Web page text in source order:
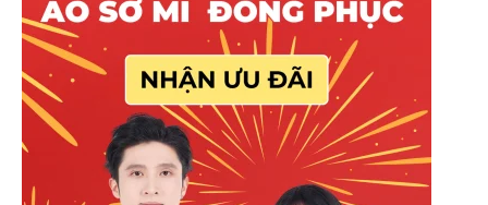
Chất liệu & quy cách áo
* Dòng áo sẵn của Mitu được sử dụng chất liệu
Lacoste Poly thái. Dòng chất liệu trung bình (giá
rẻ) được nhiều khách hàng lựa chọn.
* Đặc tính: Thấm hút vừa phải, chống nhăn tốt,
đàn hồi tối, màu sắc tươi và bền màu.
khách hàng muốn tham khảo thêm các chất liệu
khác cao cấp hơn, vui lòng liên hệ với Mitu.